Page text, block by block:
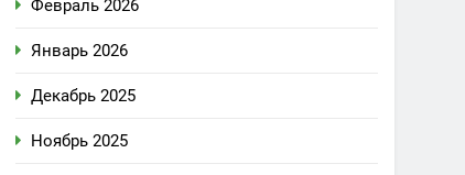
Февраль 2026
Январь 2026
Декабрь 2025
Ноябрь 2025